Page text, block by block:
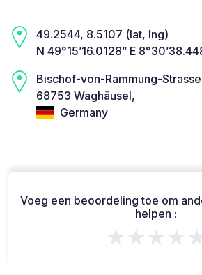
49.2544, 8.5107 (lat, lng)
N 49°15’16.0128” E
Bischof-von-Rammung-Strasse
68753 Waghäusel,
Germany
Voeg een beoordeling toe om
helpen :